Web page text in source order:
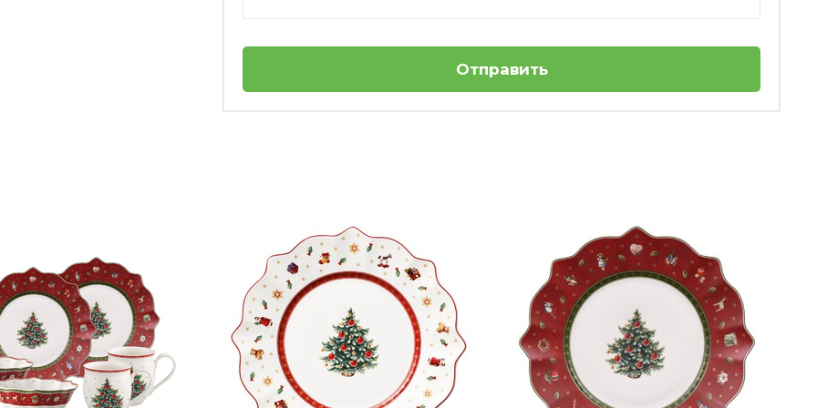
Отправить
Блюдо круглое "Дети танцуют вокруг
елки" 39 x 3,5 см Toy's Fantasy Villeroy &
Boch
Нет в наличии
Тарелка глубокая рельефная 'Санта' 25 x
4,6 см Toy's Fantasy Villeroy & Boch
Нет в наличии
Toy's Fantasy
4003686441293
Гобеленовая подставка для столовых приборов
48 х 32
Хлопок
использования или только для праздничного стола?